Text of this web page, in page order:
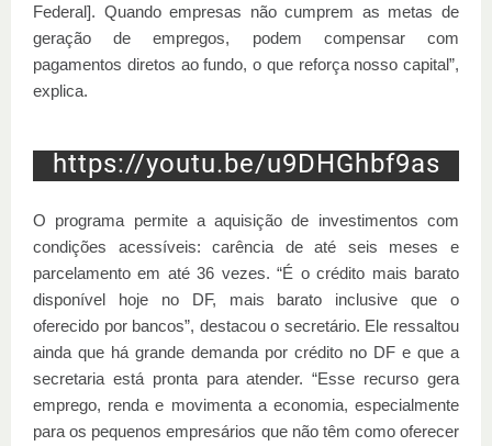
Federal]. Quando empresas não cumprem as metas de
geração de empregos, podem compensar com
pagamentos diretos ao fundo, o que reforça nosso capital”,
explica.
https://youtu.be/u9DHGhbf9as
O programa permite a aquisição de investimentos com
condições acessíveis: carência de até seis meses e
parcelamento em até 36 vezes. “É o crédito mais barato
disponível hoje no DF, mais barato inclusive que o
oferecido por bancos”, destacou o secretário. Ele ressaltou
ainda que há grande demanda por crédito no DF e que a
secretaria está pronta para atender. “Esse recurso gera
emprego, renda e movimenta a economia, especialmente
para os pequenos empresários que não têm como oferecer